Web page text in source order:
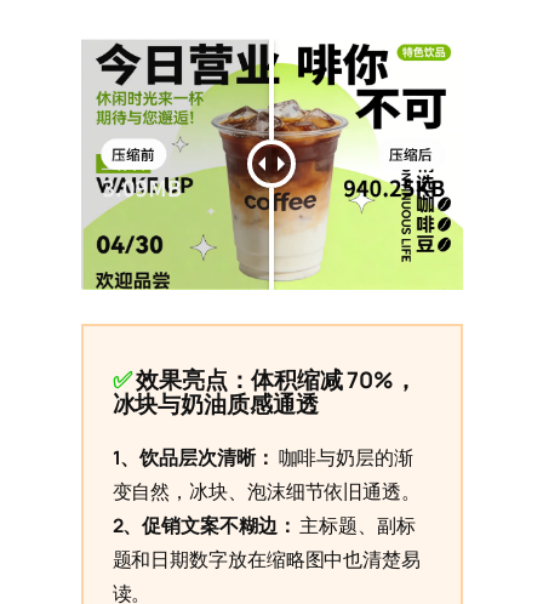
✅效果亮点：体积缩减 70%，
冰块与奶油质感通透
1、饮品层次清晰： 咖啡与奶层的渐
变自然，冰块、泡沫细节依旧通透。
2、促销文案不糊边： 主标题、副标
题和日期数字放在缩略图中也清楚易
读。